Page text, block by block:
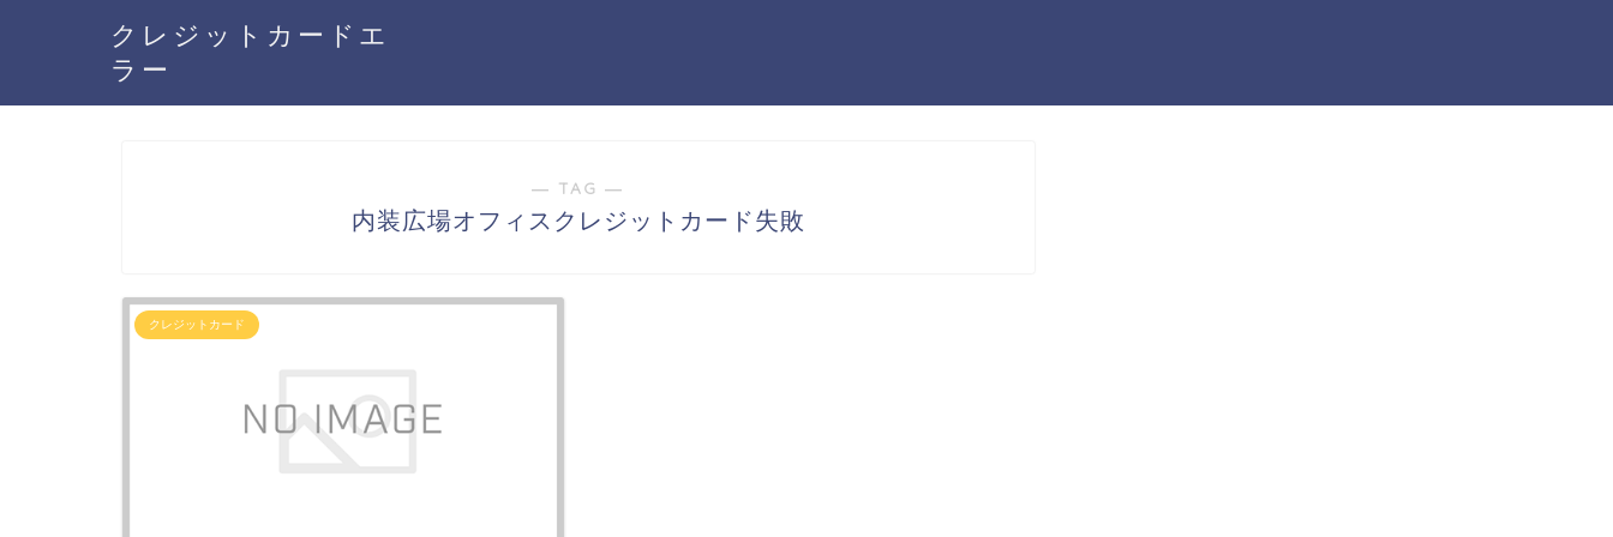
クレジットカードエ
ラー
― TAG ―
内装広場オフィスクレジットカード失敗
クレジットカード